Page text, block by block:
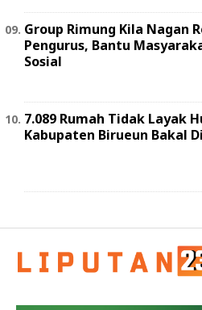
Group Rimung Kila Nagan
Pengurus, Bantu
Sosial
7.089 Rumah Tidak Layak
Kabupaten Birueun Bakal